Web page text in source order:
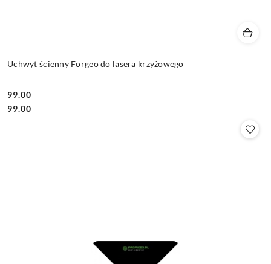
Uchwyt ścienny Forgeo do lasera krzyżowego
Cena:
99.00
Cena:
99.00